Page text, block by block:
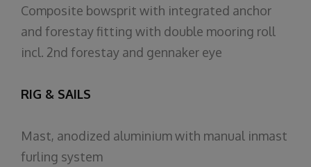
Composite bowsprit with integrated anchor
and forestay fitting with double mooring roll
incl. 2nd forestay and gennaker eye
RIG & SAILS
Mast, anodized aluminium with manual inmast
furling system